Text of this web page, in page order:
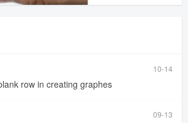
10-14
row in creating graphes
09-13